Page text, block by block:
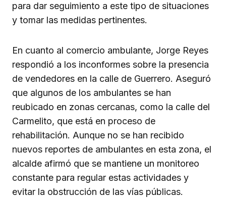
para dar seguimiento a este tipo de situaciones
y tomar las medidas pertinentes.
En cuanto al comercio ambulante, Jorge Reyes
respondió a los inconformes sobre la presencia
de vendedores en la calle de Guerrero. Aseguró
que algunos de los ambulantes se han
reubicado en zonas cercanas, como la calle del
Carmelito, que está en proceso de
rehabilitación. Aunque no se han recibido
nuevos reportes de ambulantes en esta zona, el
alcalde afirmó que se mantiene un monitoreo
constante para regular estas actividades y
evitar la obstrucción de las vías públicas.